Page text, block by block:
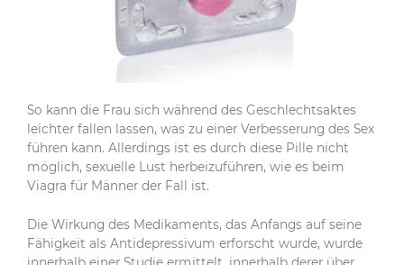
So kann die Frau sich während des Geschlechtsaktes
leichter fallen lassen, was zu einer Verbesserung des Sex
führen kann. Allerdings ist es durch diese Pille nicht
möglich, sexuelle Lust herbeizuführen, wie es beim
Viagra für Männer der Fall ist.
Die Wirkung des Medikaments, das Anfangs auf seine
Fähigkeit als Antidepressivum erforscht wurde, wurde
innerhalb einer Studie ermittelt, innerhalb derer über